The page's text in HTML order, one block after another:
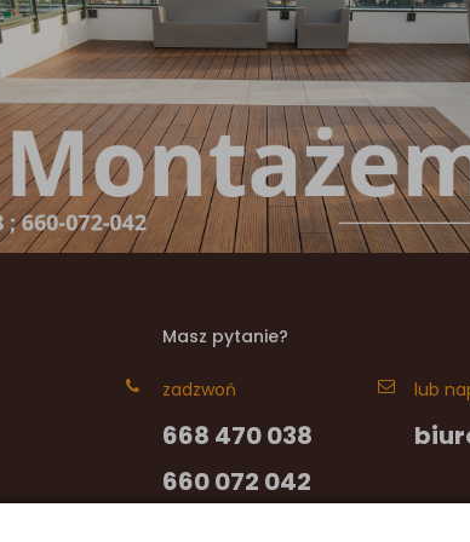
Masz pytanie?
zadzwoń
668 470 038
660 072 042
lub